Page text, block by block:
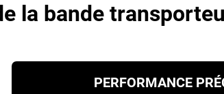
bande
PERFORMANCE